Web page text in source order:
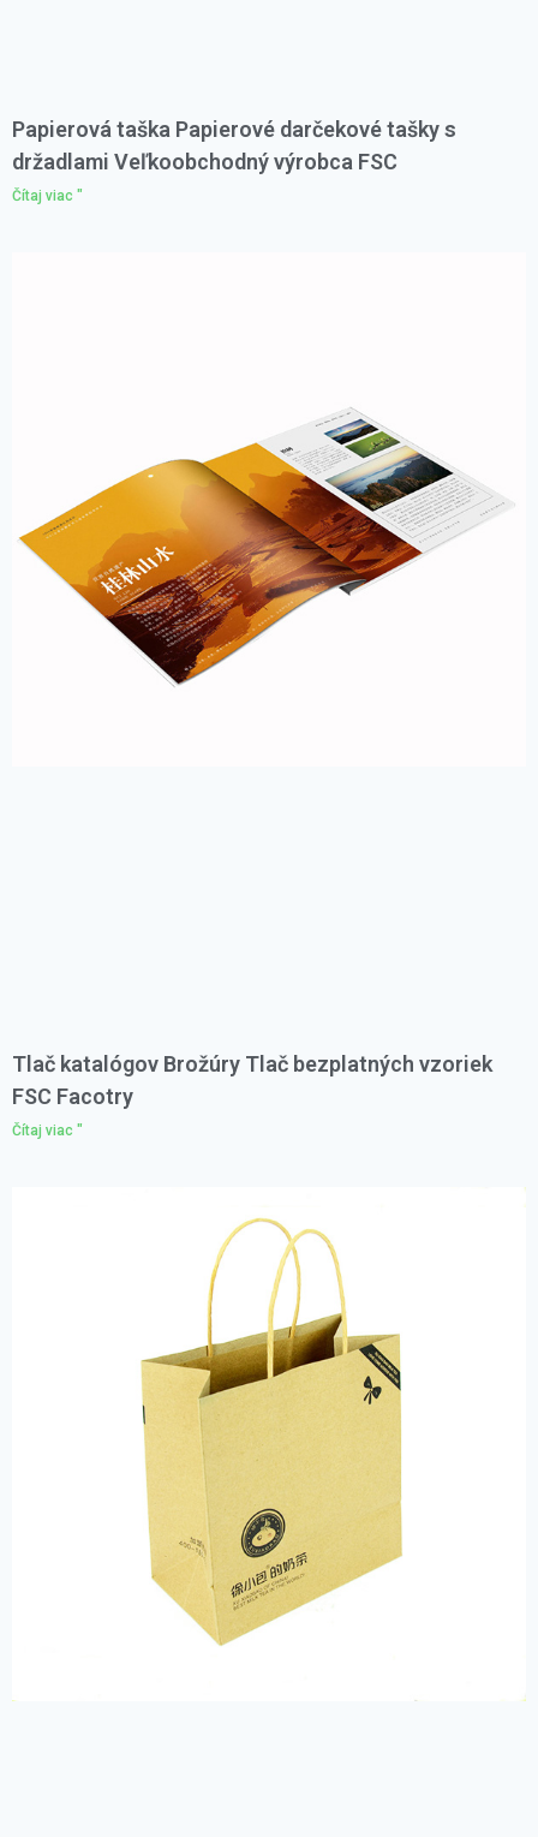
Papierová taška Papierové darčekové tašky s
držadlami Veľkoobchodný výrobca FSC
Čítaj viac "
Tlač katalógov Brožúry Tlač bezplatných vzoriek
FSC Facotry
Čítaj viac "